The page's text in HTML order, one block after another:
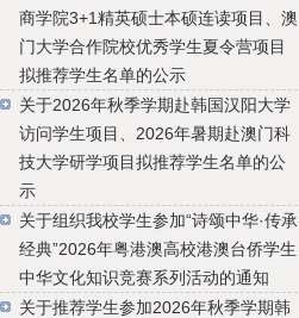
商学院3+1精英硕士本硕连读项目、澳
门大学合作院校优秀学生夏令营项目
拟推荐学生名单的公示
关于2026年秋季学期赴韩国汉阳大学
访问学生项目、2026年暑期赴澳门科
技大学研学项目拟推荐学生名单的公
示
关于组织我校学生参加“诗颂中华·传承
经典”2026年粤港澳高校港澳台侨学生
中华文化知识竞赛系列活动的通知
关于推荐学生参加2026年秋季学期韩